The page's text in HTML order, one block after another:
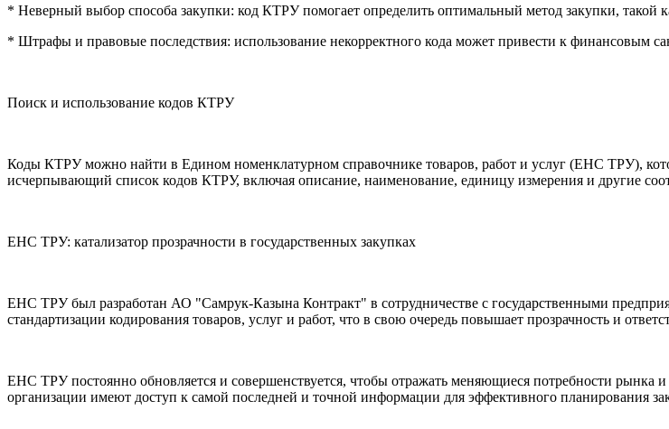
* Неверный выбор способа закупки: код КТРУ помогает определить оптимальный метод закупки, такой
* Штрафы и правовые последствия: использование некорректного кода может привести к финансовым
Поиск и использование кодов КТРУ
Коды КТРУ можно найти в Едином номенклатурном справочнике товаров, работ и услуг (ЕНС ТРУ),
исчерпывающий список кодов КТРУ, включая описание, наименование, единицу измерения и другие
ЕНС ТРУ: катализатор прозрачности в государственных закупках
ЕНС ТРУ был разработан АО "Самрук-Казына Контракт" в сотрудничестве с государственными
стандартизации кодирования товаров, услуг и работ, что в свою очередь повышает прозрачность и
ЕНС ТРУ постоянно обновляется и совершенствуется, чтобы отражать меняющиеся потребности рынка
организации имеют доступ к самой последней и точной информации для эффективного планирования